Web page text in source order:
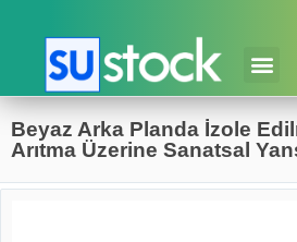
Beyaz Arka Planda İzole
Arıtma Üzerine Sanatsal